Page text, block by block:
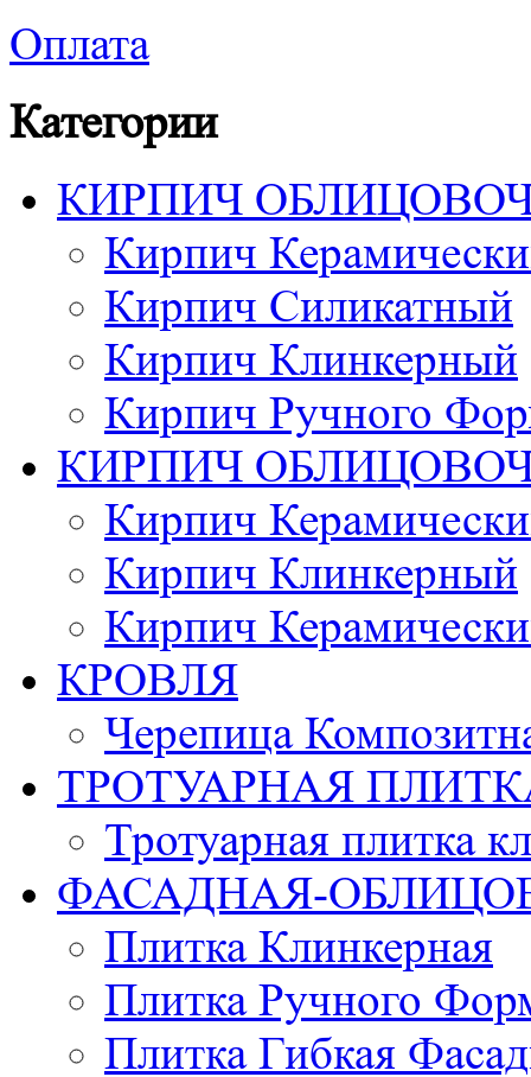
Оплата
Категории
КИРПИЧ
Кирпич
Кирпич Силикатный
Кирпич Клинкерный
Кирпич Ручного
КИРПИЧ
Кирпич
Кирпич Клинкерный
Кирпич
КРОВЛЯ
Черепица
ТРОТУАРНАЯ
Тротуарная плитка
ФАСАДНАЯ-
Плитка Клинкерная
Плитка Ручного
Плитка Гибкая